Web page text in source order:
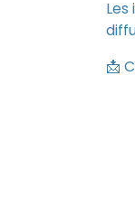
📩